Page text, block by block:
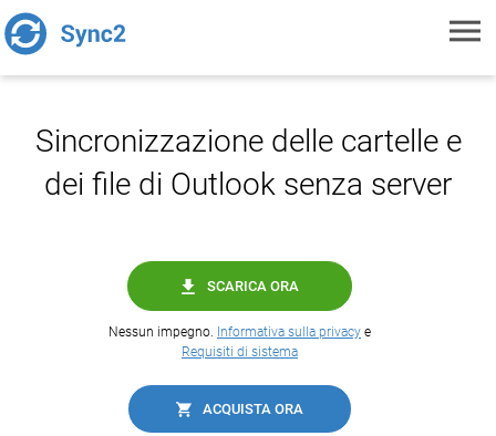
Sincronizzazione delle cartelle e
dei file di Outlook senza server
SCARICA ORA
Nessun impegno. Informativa sulla privacy e
Requisiti di sistema
ACQUISTA ORA